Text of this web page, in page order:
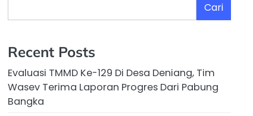
Cari
Recent Posts
Evaluasi TMMD Ke-129 Di Desa Deniang, Tim
Wasev Terima Laporan Progres Dari Pabung
Bangka